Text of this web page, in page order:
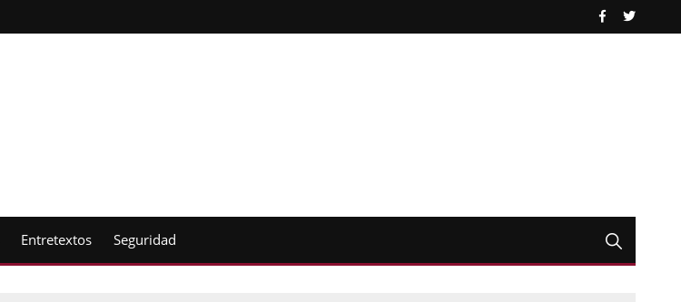
Entretextos Seguridad